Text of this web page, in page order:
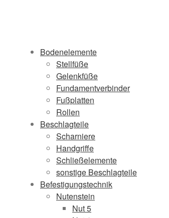
Bodenelemente
Stellfüße
Gelenkfüße
Fundamentverbinder
Fußplatten
Rollen
Beschlagteile
Scharniere
Handgriffe
Schließelemente
sonstige Beschlagteile
Befestigungstechnik
Nutenstein
Nut 5